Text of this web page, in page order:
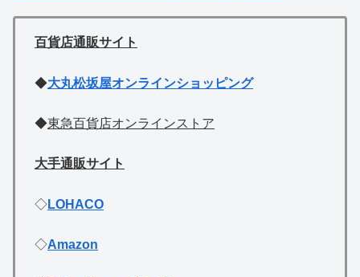
百貨店通販サイト
◆大丸松坂屋オンラインショッピング
◆東急百貨店オンラインストア
大手通販サイト
◇LOHACO
◇Amazon